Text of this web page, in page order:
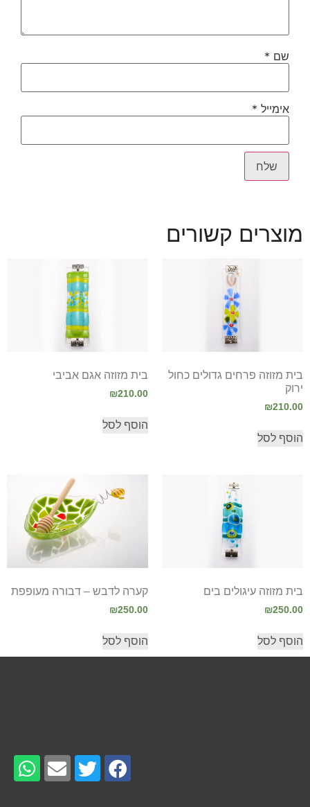
שם *
אימייל *
מוצרים קשורים
בית מזוזה פרחים גדולים כחול
ירוק
₪210.00
הוסף לסל
בית מזוזה אגם אביבי
₪210.00
הוסף לסל
בית מזוזה עיגולים בים
₪250.00
הוסף לסל
קערה לדבש – דבורה מעופפת
₪250.00
הוסף לסל